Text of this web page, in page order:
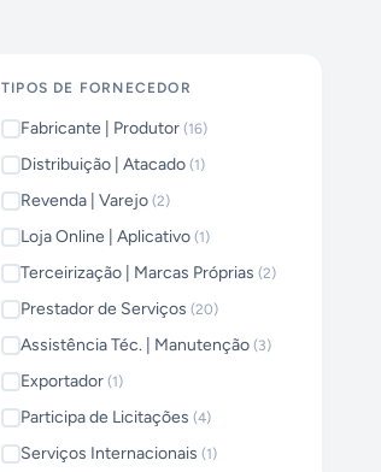
TIPOS DE FORNECEDOR
Fabricante | Produtor (16)
Distribuição | Atacado (1)
Revenda | Varejo (2)
Loja Online | Aplicativo (1)
Terceirização | Marcas Próprias (2)
Prestador de Serviços (20)
Assistência Téc. | Manutenção (3)
Exportador (1)
Participa de Licitações (4)
Serviços Internacionais (1)